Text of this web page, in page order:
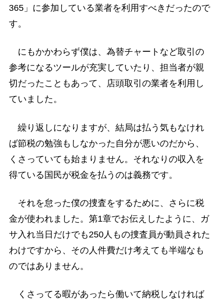
365」に参加している業者を利用すべきだったので
す。
にもかかわらず僕は、為替チャートなど取引の
参考になるツールが充実していたり、担当者が親
切だったこともあって、店頭取引の業者を利用し
ていました。
繰り返しになりますが、結局は払う気もなけれ
ば節税の勉強もしなかった自分が悪いのだから、
くさっていても始まりません。それなりの収入を
得ている国民が税金を払うのは義務です。
それを怠った僕の捜査をするために、さらに税
金が使われました。第1章でお伝えしたように、ガ
サ入れ当日だけでも250人もの捜査員が動員された
わけですから、その人件費だけ考えても半端なも
のではありません。
くさってる暇があったら働いて納税しなければ